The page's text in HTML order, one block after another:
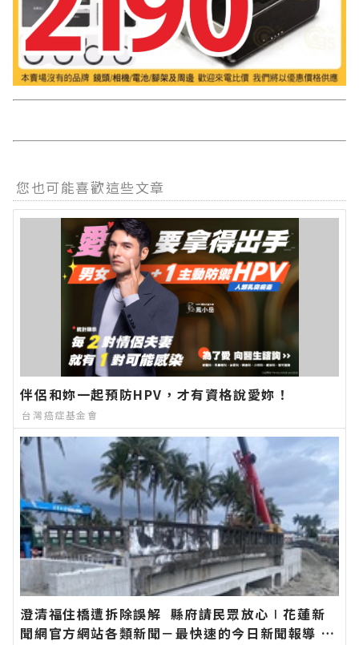
您也可能喜歡這些文章
伴侶和妳一起預防HPV，才有資格說愛妳！
台灣癌症基金會
澄清福住橋遭拆除誤解 縣府請民眾放心∣花蓮新
聞網官方網站各類新聞－最快速的今日新聞報導 最